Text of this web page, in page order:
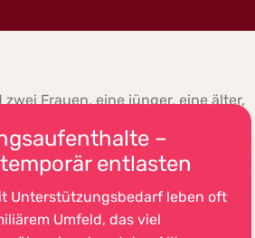
–
entlasten
Unterstützungsbedarf leben oft
Umfeld, das viel